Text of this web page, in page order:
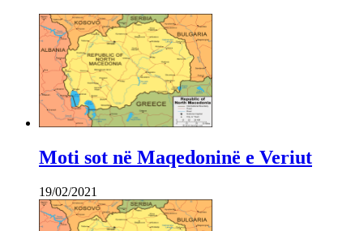
Moti sot në Maqedoninë e Veriut
19/02/2021